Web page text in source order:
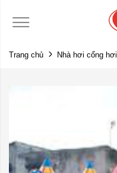
Trang chủ Nhà hơi cổng hơi